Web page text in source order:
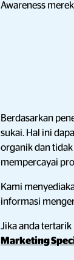
Awareness
Berdasarkan
sukai. Hal ini
organik dan
mempercayai
Kami
informasi
Jika anda
Marketing